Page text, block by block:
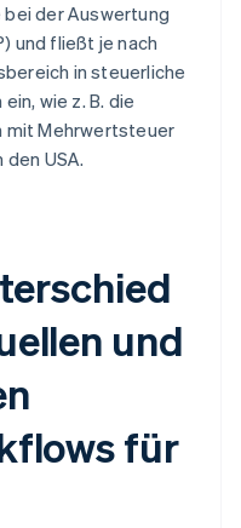
der Auswertung
und fließt je nach
in steuerliche
wie z. B. die
mit Mehrwertsteuer
den USA.
und
für